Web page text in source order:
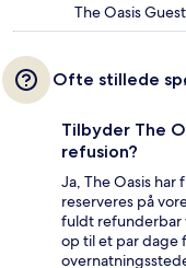
The Oasis
Ofte stillede
Tilbyder The
refusion?
Ja, The Oasis
reserveres på
fuldt refunderbar
op til et par